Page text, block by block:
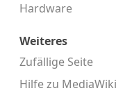
Hardware
Weiteres
Zufällige Seite
Hilfe zu MediaWiki